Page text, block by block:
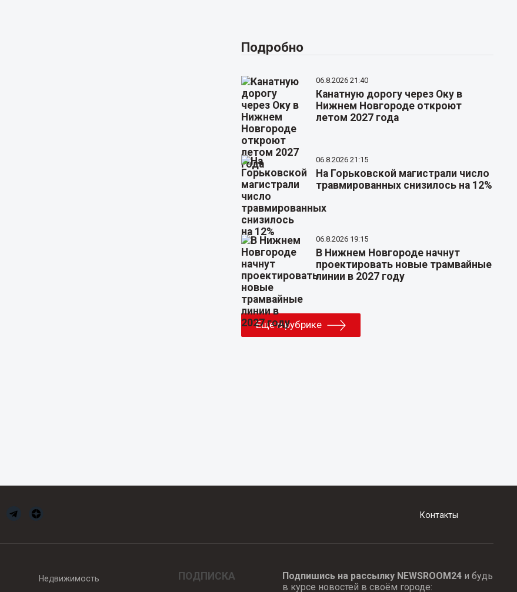
Подробно
06.8.2026 21:40
Канатную дорогу через Оку в
Нижнем Новгороде откроют
летом 2027 года
06.8.2026 21:15
На Горьковской магистрали число
травмированных снизилось на 12%
06.8.2026 19:15
В Нижнем Новгороде начнут
проектировать новые трамвайные
линии в 2027 году
Еще в рубрике
Контакты
Недвижимость ПОДПИСКА Подпишись на рассылку NEWSROOM24и будь
в курсе новостей в своём городе: